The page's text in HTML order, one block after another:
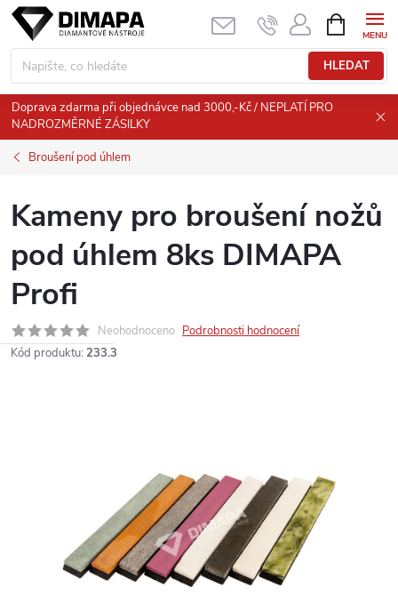
Přejít
obsah
HLEDAT
NÁKUPNÍ
KOŠÍK
Doprava zdarma při objednávce nad 3000,-Kč / NEPLATÍ PRO
NADROZMĚRNÉ ZÁSILKY
Broušení pod úhlem
Kameny pro broušení nožů
pod úhlem 8ks DIMAPA
Profi
Neohodnoceno Podrobnosti hodnocení
Kód produktu: 233.3